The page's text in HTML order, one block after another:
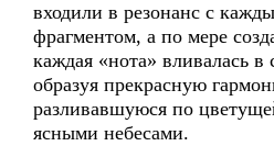
входили в резонанс с
фрагментом, а по мере
каждая «нота» вливалась в
образуя прекрасную
разливавшуюся по
ясными небесами.